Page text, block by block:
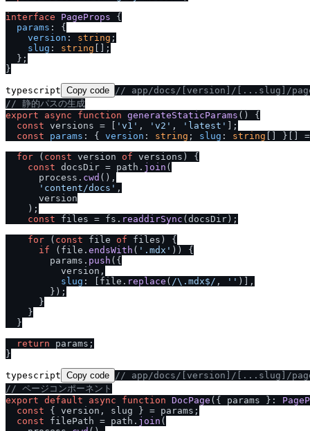
interface
PageProps {
params : {
version : string ;
slug : string [];
  };
typescript Copy code / / app /docs / [version] / [...slug] /
/ / 静的パスの生成
export
async function generateStaticParams ( ) {
const versions = [ 'v1' , 'v2' , 'latest'
];
const
params : { version : string ; slug : string [] }[]
for ( const version of versions) {
const docsDir = path. join (
      process.
cwd (),
'content /docs' ,
      version
    );
const files = fs. readdirSync (docsDir);
for ( const file of files) {
if (file. endsWith ( '.mdx' )) {
        params.
push ({
          version,
slug : [file. replace ( /\.mdx$ / , '' )],
        });
      }
    }
  }
return params;
typescript Copy code / / app /docs / [version] / [...slug] /
/ / ページコンポーネント
export default async function DocPage ( { params }:
const { version, slug } = params;
const filePath = path. join (